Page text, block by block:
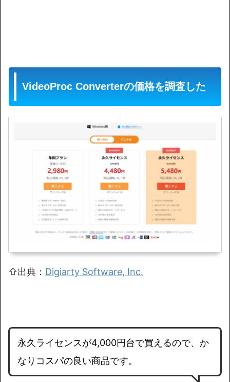
VideoProc Converterの価格を調査した
⇧出典： Digiarty Software, Inc.
永久ライセンスが4,000円台で買えるので、か
なりコスパの良い商品です。